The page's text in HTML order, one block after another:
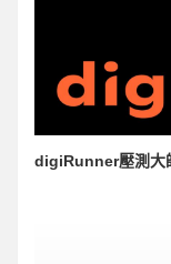
digiRunner壓測大